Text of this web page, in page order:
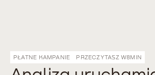
PŁATNE KAMPANIE PRZECZYTASZ W8MIN